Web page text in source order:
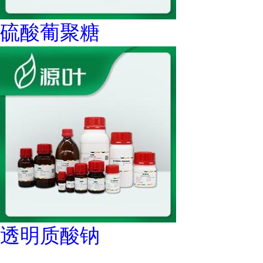
硫酸葡聚糖
透明质酸钠